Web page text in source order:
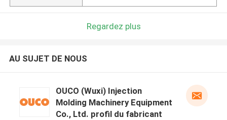
Regardez plus
AU SUJET DE NOUS
OUCO (Wuxi) Injection
Molding Machinery Equipment
Co., Ltd. profil du fabricant